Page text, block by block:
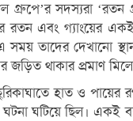
গ্রুপে’র সদস্যরা
রতন এবং গ্যাংয়ের
তাদের দেখানো
জড়িত থাকার প্রমাণ
হাত ও
ঘটিয়ে ছিল। একই